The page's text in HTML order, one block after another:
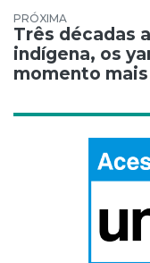
Três décadas
indígena, os
momento